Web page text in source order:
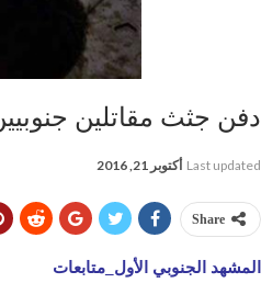
دفن جثث مقاتلين
Last updated أكتوبر 21, 2016
Share
المشهد الجنوبي الأول_متابعات